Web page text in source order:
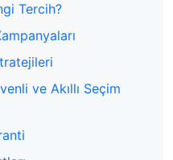
Tercih?
ve Akıllı Seçim